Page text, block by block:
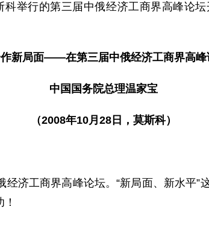
行的第三届中俄经济工商界高峰论坛
新局面——在第三届中俄经济工商界高峰
中国国务院总理温家宝
（2008年10月28日，莫斯科）
工商界高峰论坛。“新局面、新水平”